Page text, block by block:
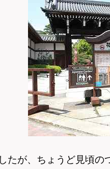
たが、ちょうど見頃の